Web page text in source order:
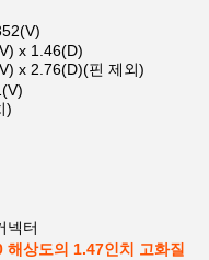
x 1.46(D)
x 2.76(D)(핀 제외)
)
넥터
상도의 1.47인치 고화질